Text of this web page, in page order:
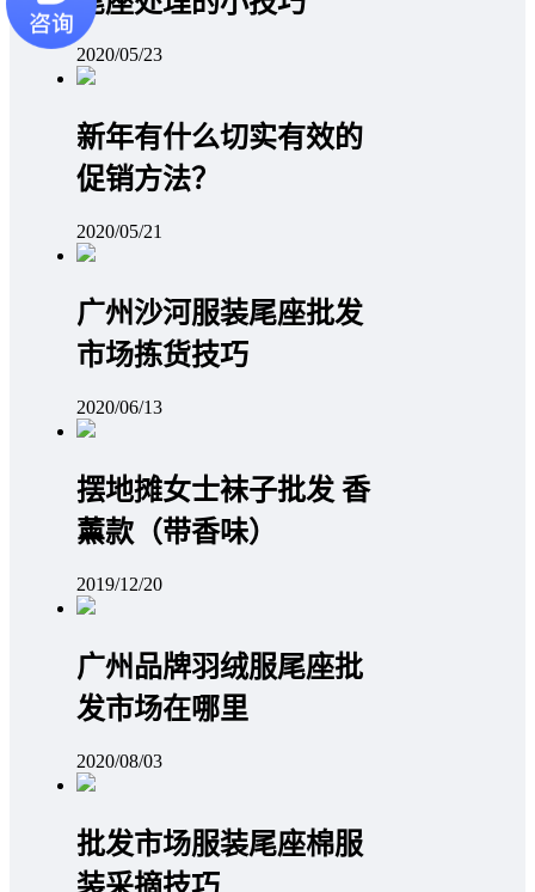
2020/05/23
新年有什么切实有效的
促销方法？
2020/05/21
广州沙河服装尾座批发
市场拣货技巧
2020/06/13
摆地摊女士袜子批发 香
薰款（带香味）
2019/12/20
广州品牌羽绒服尾座批
发市场在哪里
2020/08/03
批发市场服装尾座棉服